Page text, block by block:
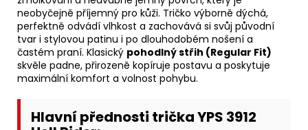
neobyčejně příjemný pro kůži. Tričko výborně dýchá,
perfektně odvádí vlhkost a zachovává si svůj původní
tvar i stylovou patinu i po dlouhodobém nošení a
častém praní. Klasický pohodlný střih (Regular Fit)
skvěle padne, přirozeně kopíruje postavu a poskytuje
maximální komfort a volnost pohybu.
Hlavní přednosti trička YPS 3912